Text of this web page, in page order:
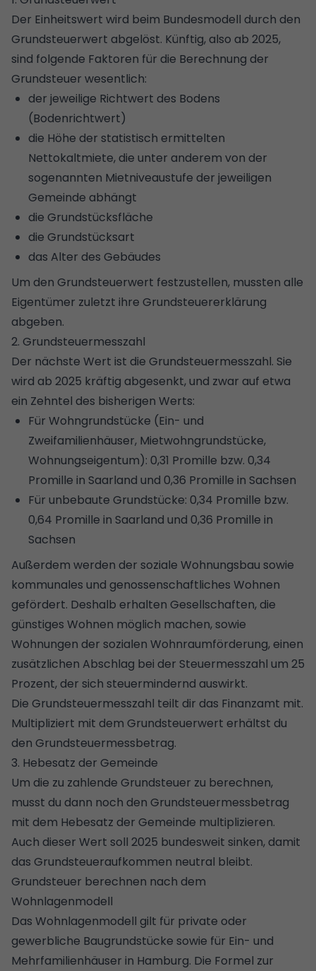
Der Einheitswert wird beim Bundesmodell durch den
Grundsteuerwert abgelöst. Künftig, also ab 2025,
sind folgende Faktoren für die Berechnung der
Grundsteuer wesentlich:
der jeweilige Richtwert des Bodens
(Bodenrichtwert)
die Höhe der statistisch ermittelten
Nettokaltmiete, die unter anderem von der
sogenannten Mietniveaustufe der jeweiligen
Gemeinde abhängt
die Grundstücksfläche
die Grundstücksart
das Alter des Gebäudes
Um den Grundsteuerwert festzustellen, mussten alle
Eigentümer zuletzt ihre Grundsteuererklärung
abgeben.
2. Grundsteuermesszahl
Der nächste Wert ist die Grundsteuermesszahl. Sie
wird ab 2025 kräftig abgesenkt, und zwar auf etwa
ein Zehntel des bisherigen Werts:
Für Wohngrundstücke (Ein- und
Zweifamilienhäuser, Mietwohngrundstücke,
Wohnungseigentum): 0,31 Promille bzw. 0,34
Promille in Saarland und 0,36 Promille in Sachsen
Für unbebaute Grundstücke: 0,34 Promille bzw.
0,64 Promille in Saarland und 0,36 Promille in
Sachsen
Außerdem werden der soziale Wohnungsbau sowie
kommunales und genossenschaftliches Wohnen
gefördert. Deshalb erhalten Gesellschaften, die
günstiges Wohnen möglich machen, sowie
Wohnungen der sozialen Wohnraumförderung, einen
zusätzlichen Abschlag bei der Steuermesszahl um 25
Prozent, der sich steuermindernd auswirkt.
Die Grundsteuermesszahl teilt dir das Finanzamt mit.
Multipliziert mit dem Grundsteuerwert erhältst du
den Grundsteuermessbetrag.
3. Hebesatz der Gemeinde
Um die zu zahlende Grundsteuer zu berechnen,
musst du dann noch den Grundsteuermessbetrag
mit dem Hebesatz der Gemeinde multiplizieren.
Auch dieser Wert soll 2025 bundesweit sinken, damit
das Grundsteueraufkommen neutral bleibt.
Grundsteuer berechnen nach dem
Wohnlagenmodell
Das Wohnlagenmodell gilt für private oder
gewerbliche Baugrundstücke sowie für Ein- und
Mehrfamilienhäuser in Hamburg. Die Formel zur